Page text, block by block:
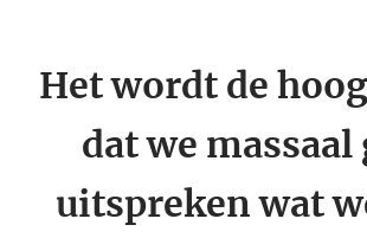
Het wordt de
dat we massaal
uitspreken wat